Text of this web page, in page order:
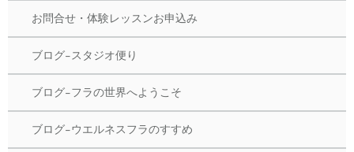
お問合せ・体験レッスンお申込み
ブログ-スタジオ便り
ブログ-フラの世界へようこそ
ブログ-ウエルネスフラのすすめ